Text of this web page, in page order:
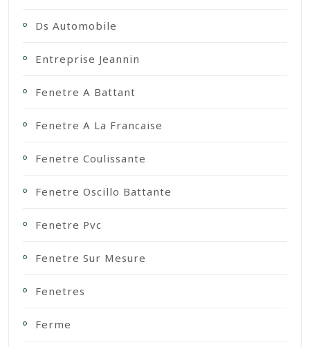
Ds Automobile
Entreprise Jeannin
Fenetre A Battant
Fenetre A La Francaise
Fenetre Coulissante
Fenetre Oscillo Battante
Fenetre Pvc
Fenetre Sur Mesure
Fenetres
Ferme